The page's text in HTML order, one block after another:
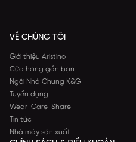
VỀ CHÚNG TÔI
Giới thiệu Aristino
Cửa hàng gần bạn
Ngôi Nhà Chung K&G
Tuyển dụng
Wear-Care-Share
Tin tức
Nhà máy sản xuất